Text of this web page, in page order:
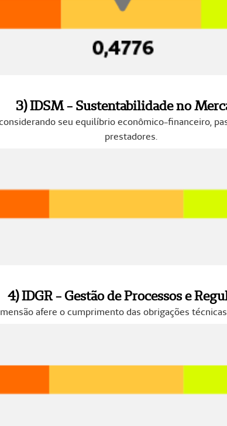
3) IDSM - Sustentabilidade no
seu equilíbrio econômico-financeiro,
prestadores.
4) IDGR - Gestão de Processos e
afere o cumprimento das obrigações